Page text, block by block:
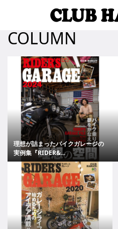
COLUMN
理想が詰まったバイクガレージの
実例集『RIDER&...